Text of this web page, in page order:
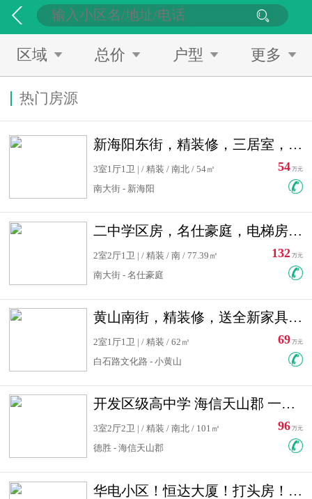
区域 总价 户型 更多
热门房源
新海阳东街，精装修，三居室，南北通透，拎包入住，单价低
3室1厅1卫 | / 精装 / 南北 / 54㎡
南大街 - 新海阳
54 万元
二中学区房，名仕豪庭，电梯房，双南卧室，单价低，急售
2室2厅1卫 | / 精装 / 南 / 77.39㎡
南大街 - 名仕豪庭
132 万元
黄山南街，精装修，送全新家具，看房有钥匙，实用面积大
2室1厅1卫 | / 精装 / 62㎡
白石路文化路 - 小黄山
69 万元
开发区级高中学 海信天山郡 一手合同没有税！ 送车位
3室2厅2卫 | / 精装 / 南北 / 101㎡
德胜 - 海信天山郡
96 万元
华电小区！恒达大厦！打头房！精装修！可低首付！随时看房！